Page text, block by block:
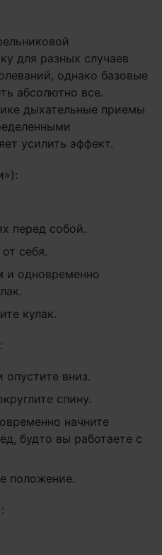
для разных случаев
однако базовые
абсолютно все.
дыхательные приемы
усилить эффект.
перед собой.
себя.
и одновременно
кулак.
опустите вниз.
спину.
начните
будто вы работаете с
положение.